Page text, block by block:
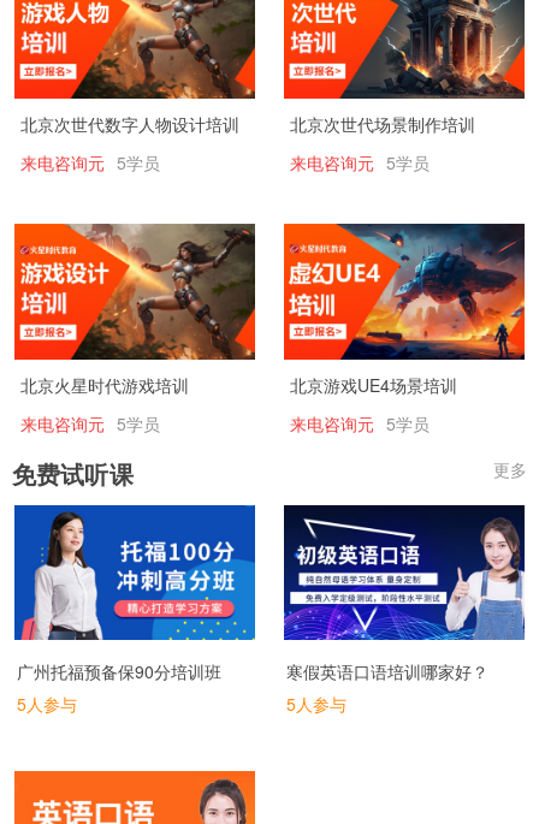
北京次世代数字人物设计培训
来电咨询元 5学员
北京次世代场景制作培训
来电咨询元 5学员
北京火星时代游戏培训
来电咨询元 5学员
北京游戏UE4场景培训
来电咨询元 5学员
免费试听课 更多
广州托福预备保90分培训班
5人参与
寒假英语口语培训哪家好？
5人参与